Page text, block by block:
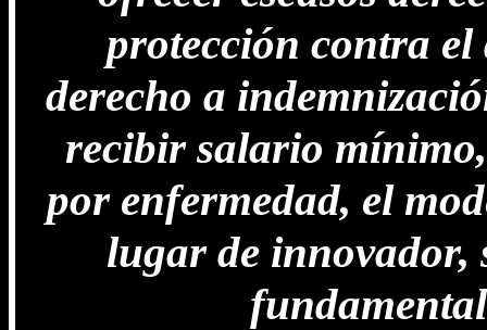
protección contra el
derecho a
recibir salario
por enfermedad, el
lugar de innovador,